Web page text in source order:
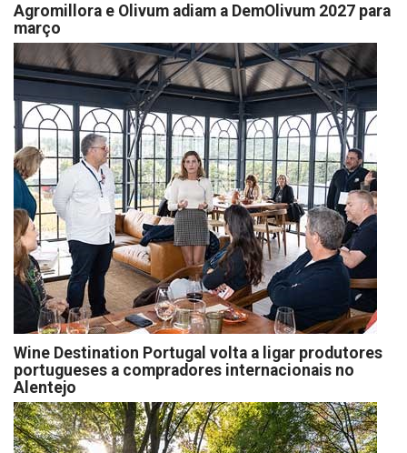
Agromillora e Olivum adiam a DemOlivum 2027 para
março
Wine Destination Portugal volta a ligar produtores
portugueses a compradores internacionais no
Alentejo